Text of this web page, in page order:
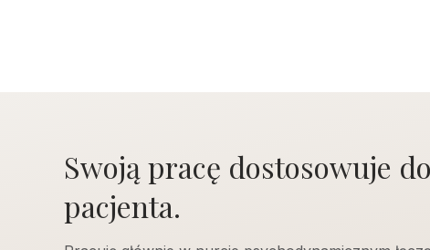
Swoją pracę dostosowuje
pacjenta.